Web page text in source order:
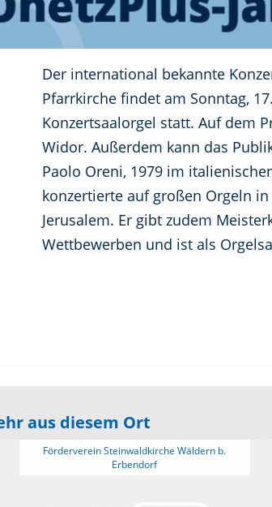
Der international bekannte
Pfarrkirche findet am Sonntag,
Konzertsaalorgel statt. Auf dem
Widor. Außerdem kann das
Paolo Oreni, 1979 im
konzertierte auf großen Orgeln
Jerusalem. Er gibt zudem
Wettbewerben und ist als
aus diesem Ort
Erbendorf